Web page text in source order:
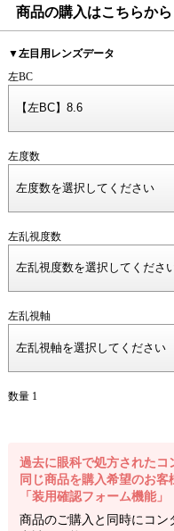
商品の購入はこちらから
▼左目用レンズデータ
左BC
左度数
左乱視度数
左乱視軸
数量 1
過去に眼科で処方されたコ
同じ商品を購入希望のお客
「装用確認フォーム機能」
商品のご購入と同時にコ